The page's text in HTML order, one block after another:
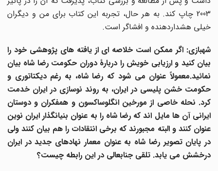
2003 چاپ کند. به هر حال، تجربه این کتاب برای من و دیگران
خیلی هشداردهنده و افشاگر است.
شهبازی: اگر ممکن است خلاصه ای از یافته های پژوهشی خود را
بیان کنید و ارزیابی خویش را دربارۀ دوران حکومت رضا شاه بیان
نمائید.معمولاً عنوان می شود که رضا شاه، به رغم دیکتاتوری و
حکومت خشن پلیسی در ایران، به روند نوسازی در ایران خدمت
کرد. نحله خاصی از مورخین انگلوساکسون و همفکران و دوستان
ایرانی آن ها مایل اند که رضا شاه را به عنوان بنیانگذار ایران نوین
عنوان کنند و البته مجبورند که برخی انتقادات را هم بیان کنند ولی
در پایان تصویر رضا شاه به عنوان معمار نهادهای جدید در ایران
درخشش می یابد. تلقی جنابعالی در این رابطه چیست؟